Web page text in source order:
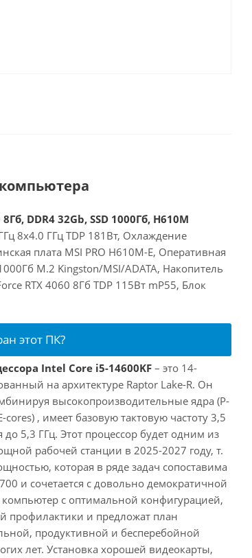
DDR4 32Gb, SSD 1000Гб, H610M
8x4.0 ГГц TDP 181Вт, Охлаждение
плата MSI PRO H610M-E, Оперативная
M.2 Kingston/MSI/ADATA, Накопитель
RTX 4060 8Гб TDP 115Вт mP55, Блок
этот ПК?
Intel Core i5-14600KF – это 14-
на архитектуре Raptor Lake-R. Он
высокопроизводительные ядра (P-
, имеет базовую тактовую частоту 3,5
5,3 ГГц. Этот процессор будет одним из
рабочей станции в 2025-2027 году, т.
которая в ряде задач сопоставима
и сочетается с довольно демократичной
с оптимальной конфигурацией,
профилактики и предложат план
продуктивной и бесперебойной
лет. Установка хорошей видеокарты,